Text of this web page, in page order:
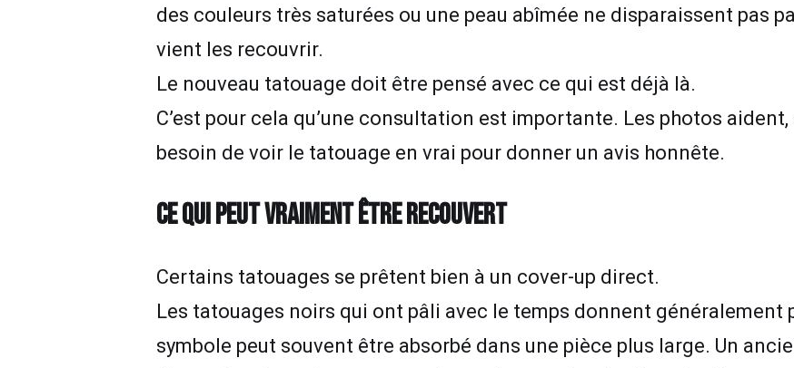
des couleurs très saturées ou une peau abîmée ne disparaissent pas
vient les recouvrir.
Le nouveau tatouage doit être pensé avec ce qui est déjà là.
C’est pour cela qu’une consultation est importante. Les photos
besoin de voir le tatouage en vrai pour donner un avis honnête.
CE QUI PEUT VRAIMENT ÊTRE RECOUVERT
Certains tatouages se prêtent bien à un cover-up direct.
Les tatouages noirs qui ont pâli avec le temps donnent généralement
symbole peut souvent être absorbé dans une pièce plus large. Un